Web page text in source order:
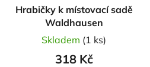
Hrabičky k místovací sadě
Waldhausen
Skladem (1 ks)
318 Kč